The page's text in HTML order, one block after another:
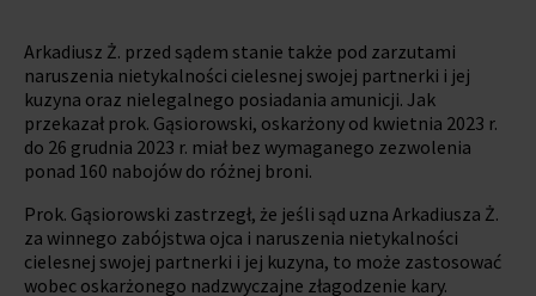
Arkadiusz Ż. przed sądem stanie także pod zarzutami
naruszenia nietykalności cielesnej swojej partnerki i jej
kuzyna oraz nielegalnego posiadania amunicji. Jak
przekazał prok. Gąsiorowski, oskarżony od kwietnia 2023 r.
do 26 grudnia 2023 r. miał bez wymaganego zezwolenia
ponad 160 nabojów do różnej broni.
Prok. Gąsiorowski zastrzegł, że jeśli sąd uzna Arkadiusza Ż.
za winnego zabójstwa ojca i naruszenia nietykalności
cielesnej swojej partnerki i jej kuzyna, to może zastosować
wobec oskarżonego nadzwyczajne złagodzenie kary.